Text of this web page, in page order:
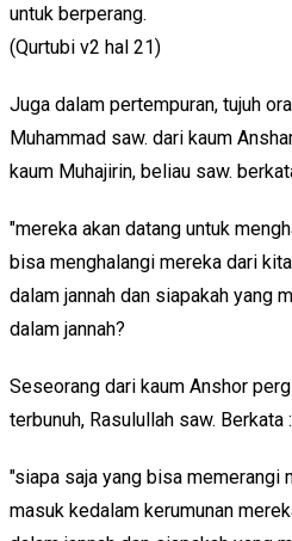
untuk berperang.
(Qurtubi v2 hal 21)
Juga dalam pertempuran, tujuh
Muhammad saw. dari kaum
kaum Muhajirin, beliau saw.
"mereka akan datang untuk
bisa menghalangi mereka dari
dalam jannah dan siapakah yang
dalam jannah?
Seseorang dari kaum Anshor
terbunuh, Rasulullah saw. Berkata :
"siapa saja yang bisa memerangi
masuk kedalam kerumunan